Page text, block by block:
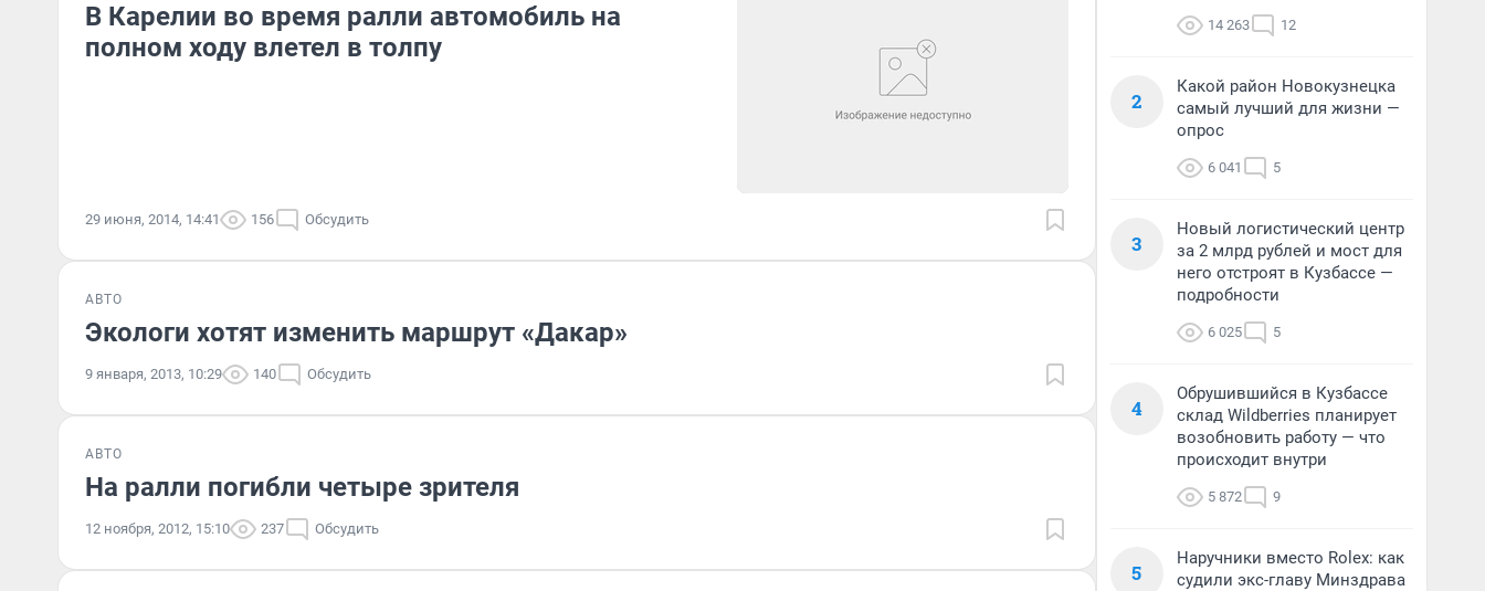
В Карелии во время ралли автомобиль на
полном ходу влетел в толпу
29 июня, 2014, 14:41 156 Обсудить
АВТО
Экологи хотят изменить маршрут «Дакар»
9 января, 2013, 10:29 140 Обсудить
АВТО
На ралли погибли четыре зрителя
12 ноября, 2012, 15:10 237 Обсудить
14 263 12
2
Какой район Новокузнецка
самый лучший для жизни —
опрос
6 041 5
3
Новый логистический центр
за 2 млрд рублей и мост для
него отстроят в Кузбассе —
подробности
6 025 5
4
Обрушившийся в Кузбассе
склад Wildberries планирует
возобновить работу — что
происходит внутри
5 872 9
5
Наручники вместо Rolex: как
судили экс-главу Минздрава